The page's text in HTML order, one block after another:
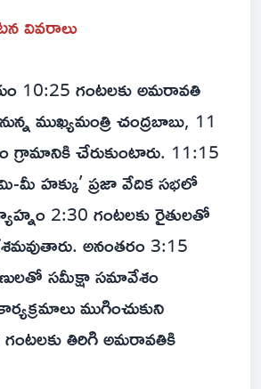
వివరాలు
గంటలకు అమరావతి
ముఖ్యమంత్రి చంద్రబాబు, 11
గ్రామానికి చేరుకుంటారు. 11:15
మీ హక్కు’ ప్రజా వేదిక సభలో
2:30 గంటలకు రైతులతో
అనంతరం 3:15
సమీక్షా సమావేశం
ముగించుకుని
తిరిగి అమరావతికి